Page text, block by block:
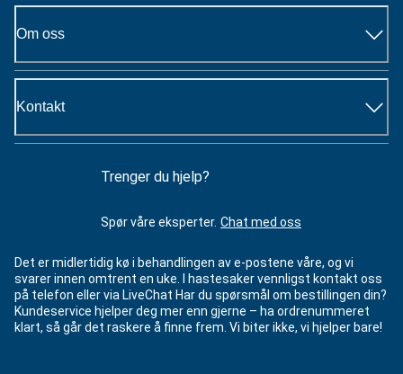
Om oss
Kontakt
Trenger du hjelp?
Spør våre eksperter. Chat med oss
Det er midlertidig kø i behandlingen av e-postene våre, og vi
svarer innen omtrent en uke. I hastesaker vennligst kontakt oss
på telefon eller via LiveChat Har du spørsmål om bestillingen din?
Kundeservice hjelper deg mer enn gjerne – ha ordrenummeret
klart, så går det raskere å finne frem. Vi biter ikke, vi hjelper bare!